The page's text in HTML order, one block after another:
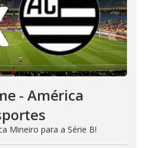
- América
Mineiro para a Série B!